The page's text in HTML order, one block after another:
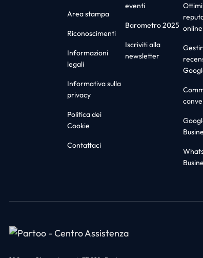
Area stampa
Riconoscimenti
Informazioni
legali
Informativa sulla
privacy
Politica dei
Cookie
Contattaci
eventi
Barometro 2025
Iscriviti alla
newsletter
online